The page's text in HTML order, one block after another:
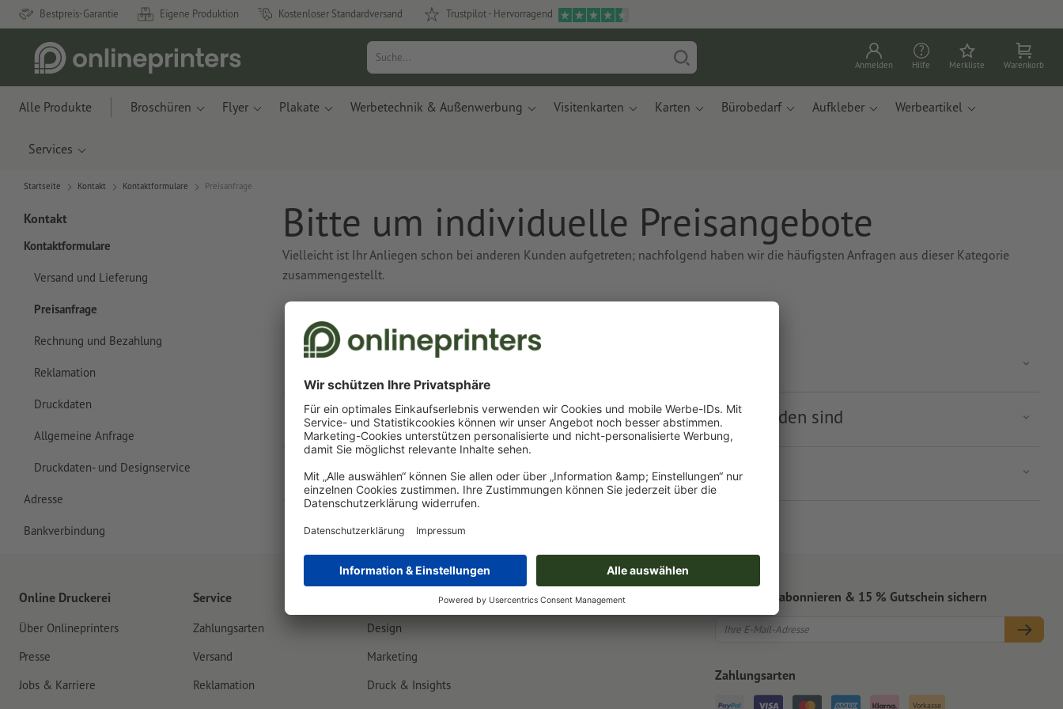
Bestpreis-Garantie Eigene Produktion Kostenloser Standardversand Trustpilot - Hervorragend
Anmelden Hilfe Merkliste Warenkorb
Alle Produkte Broschüren Flyer Plakate Werbetechnik & Außenwerbung Visitenkarten Karten Bürobedarf Aufkleber Werbeartikel
Services
Startseite Kontakt Kontaktformulare Preisanfrage
Kontakt
Kontaktformulare
Versand und Lieferung
Preisanfrage
Rechnung und Bezahlung
Reklamation
Druckdaten
Allgemeine Anfrage
Druckdaten- und Designservice
Adresse
Bankverbindung
Bitte um individuelle Preisangebote
Vielleicht ist Ihr Anliegen schon bei anderen Kunden aufgetreten; nachfolgend haben wir die häufigsten Anfragen aus dieser Kategorie
zusammengestellt.
Schriftliches Angebot
Produkte, die nicht im Shop konfigurierbar oder gar nicht vorhanden sind
Ihr Anliegen ist hier nicht aufgeführt?
Online Druckerei
Über Onlineprinters
Presse
Jobs & Karriere
Service
Zahlungsarten
Versand
Reklamation
Design
Marketing
Druck & Insights
Newsletter abonnieren & 15 % Gutschein sichern
Zahlungsarten
Vorkasse